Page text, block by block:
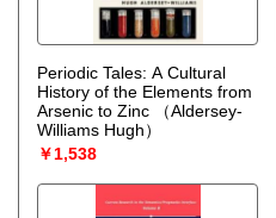
Periodic Tales: A Cultural
History of the Elements from
Arsenic to Zinc
（Aldersey-
Williams Hugh）
￥1,538